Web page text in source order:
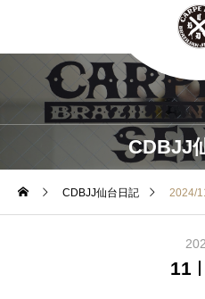
CDBJJ
CDBJJ仙台日記 2024/
11